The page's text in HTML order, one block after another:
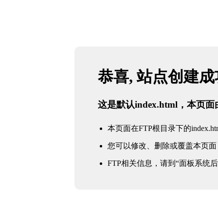
恭喜, 站点创建
这是默认index.html，本页面
本页面在FTP根目录下的
您可以修改、删除或覆盖本页面
FTP相关信息，请到“面板系统